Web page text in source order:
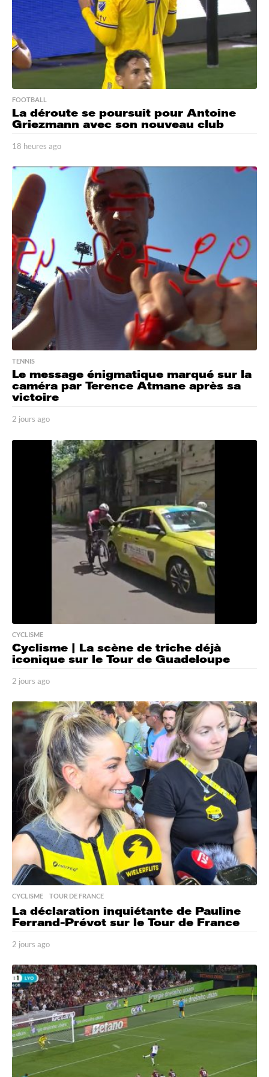
FOOTBALL
La déroute se poursuit pour Antoine
Griezmann avec son nouveau club
18 heures ago
h
TENNIS
Le message énigmatique marqué sur la
caméra par Terence Atmane après sa
victoire
2 jours ago
o
u
r
s
a
o
CYCLISME
Cyclisme | La scène de triche déjà
iconique sur le Tour de Guadeloupe
2 jours ago
o
u
r
s
a
g
o
CYCLISME ,TOUR DE FRANCE
La déclaration inquiétante de Pauline
Ferrand-Prévot sur le Tour de France
2 jours ago
o
u
r
s
a
g
o